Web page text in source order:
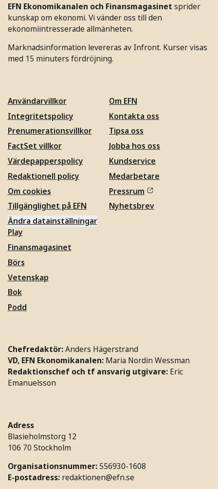
EFN Ekonomikanalen och Finansmagasinet sprider
kunskap om ekonomi. Vi vänder oss till den
ekonomiintresserade allmänheten.
Marknadsinformation levereras av Infront. Kurser visas
med 15 minuters fördröjning.
Användarvillkor
Integritetspolicy
Prenumerationsvillkor
FactSet villkor
Värdepapperspolicy
Redaktionell policy
Om cookies
Tillgänglighet på EFN
Ändra datainställningar
Om EFN
Kontakta oss
Tipsa oss
Jobba hos oss
Kundservice
Medarbetare
Pressrum
Nyhetsbrev
Play
Finansmagasinet
Börs
Vetenskap
Bok
Podd
Chefredaktör:Anders Hägerstrand
VD, EFN Ekonomikanalen: Maria Nordin Wessman
Redaktionschef och tf ansvarig utgivare: Eric
Emanuelsson
Adress
Blasieholmstorg 12
106 70 Stockholm
Organisationsnummer: 556930-1608
E-postadress: redaktionen@efn.se